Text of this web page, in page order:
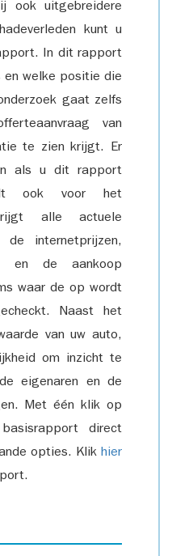
ook uitgebreidere
kunt u
In dit rapport
en welke positie die
gaat zelfs
van
te zien krijgt. Er
als u dit rapport
ook voor het
alle actuele
internetprijzen,
en de aankoop
waar de op wordt
Naast het
van uw auto,
om inzicht te
eigenaren en de
Met één klik op
direct
opties. Klik hier